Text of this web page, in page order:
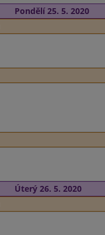
Pondělí 25. 5. 2020
Úterý 26. 5. 2020